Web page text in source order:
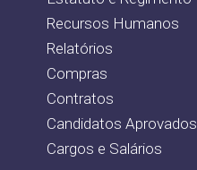
Recursos Humanos
Relatórios
Compras
Contratos
Candidatos Aprovados
Cargos e Salários